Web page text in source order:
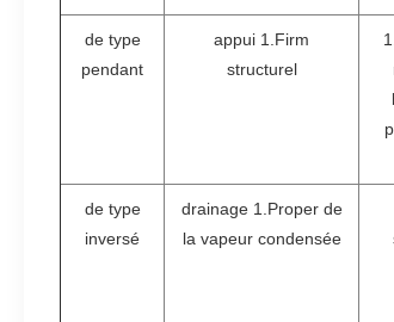
de type
pendant
appui 1.Firm
structurel
de type
inversé
drainage 1.Proper de
la vapeur condensée